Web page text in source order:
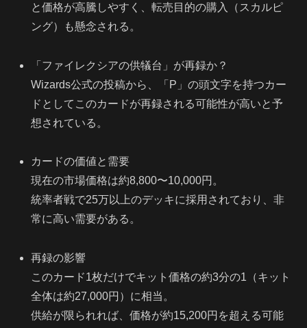
と価格が高騰しやすく、転売目的の購入（スカルピ
ング）も懸念される。
「ファイレクシアの供犠台」が再録か？
Wizards公式の投稿から、「P」の頭文字を持つカー
ドとしてこのカードが再録される可能性が高いと予
想されている。
カードの価値と需要
現在の市場価格は約8,800〜10,000円。
統率者戦で25万以上のデッキに採用されており、非
常に高い需要がある。
再録の影響
このカード1枚だけでキット価格の約3分の1（キット
全体は約27,000円）に相当。
供給が限られれば、価格が約15,200円を超える可能